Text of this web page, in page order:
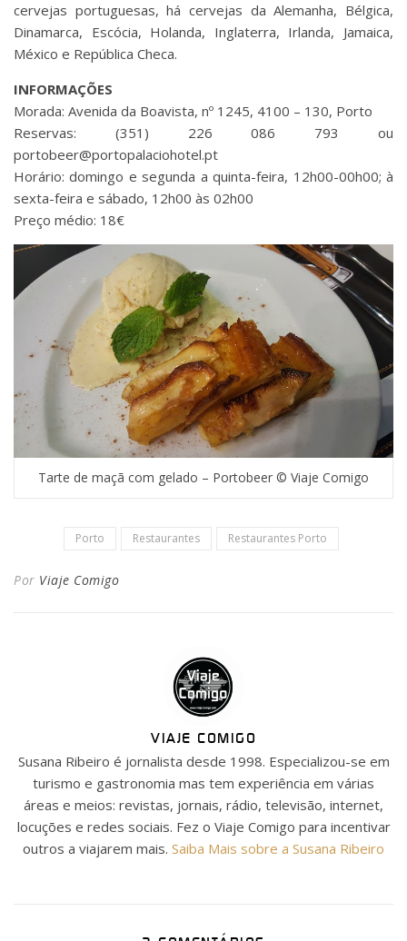
cervejas portuguesas, há cervejas da Alemanha, Bélgica,
Dinamarca, Escócia, Holanda, Inglaterra, Irlanda, Jamaica,
México e República Checa.
INFORMAÇÕES
Morada: Avenida da Boavista, nº 1245, 4100 – 130, Porto
Reservas: (351) 226 086 793 ou
portobeer@portopalaciohotel.pt
Horário: domingo e segunda a quinta-feira, 12h00-00h00; à
sexta-feira e sábado, 12h00 às 02h00
Preço médio: 18€
Tarte de maçã com gelado – Portobeer © Viaje Comigo
Porto Restaurantes Restaurantes Porto
Por Viaje Comigo
VIAJE COMIGO
Susana Ribeiro é jornalista desde 1998. Especializou-se em
turismo e gastronomia mas tem experiência em várias
áreas e meios: revistas, jornais, rádio, televisão, internet,
locuções e redes sociais. Fez o Viaje Comigo para incentivar
outros a viajarem mais. Saiba Mais sobre a Susana Ribeiro